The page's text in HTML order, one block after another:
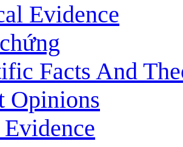
Evidence
Facts And
Opinions